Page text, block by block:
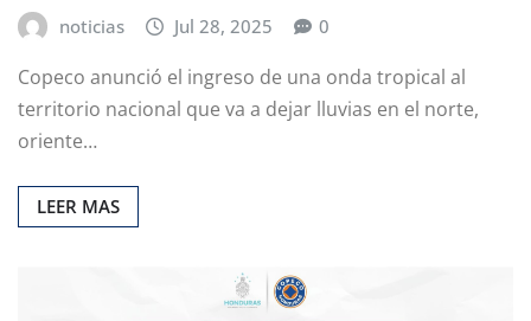
noticias Jul 28, 2025 0
Copeco anunció el ingreso de una onda tropical al
territorio nacional que va a dejar lluvias en el norte,
oriente…
LEER MAS